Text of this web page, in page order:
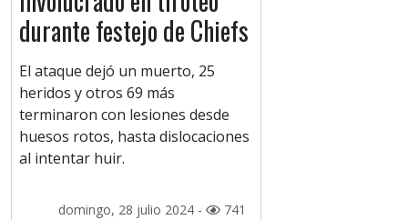
durante festejo de Chiefs
El ataque dejó un muerto, 25
heridos y otros 69 más
terminaron con lesiones desde
huesos rotos, hasta dislocaciones
al intentar huir.
domingo, 28 julio 2024 - 741